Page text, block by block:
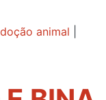
animal